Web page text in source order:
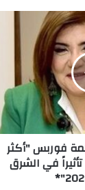
فوربس "أكثر
في الشرق